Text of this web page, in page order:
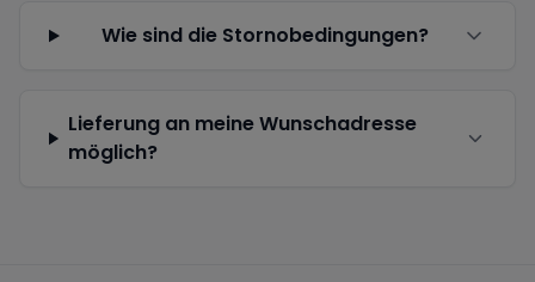
Wie sind die Stornobedingungen?
Lieferung an meine Wunschadresse
möglich?